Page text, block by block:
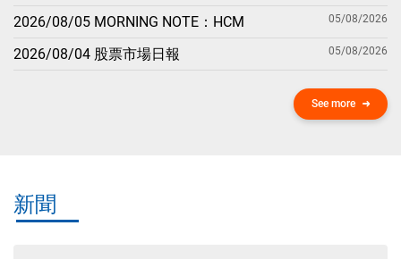
2026/08/05 MORNING NOTE：HCM 05/08/2026
2026/08/04 股票市場日報 05/08/2026
See more
新聞